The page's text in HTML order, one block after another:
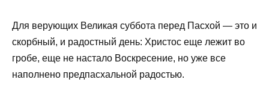
Для верующих Великая суббота перед Пасхой — это и
скорбный, и радостный день: Христос еще лежит во
гробе, еще не настало Воскресение, но уже все
наполнено предпасхальной радостью.